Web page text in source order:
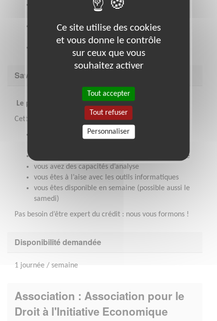
aidez concrètement des personnes à accéder à
rejoignez une équipe intergénérationnelle,
optimiste et bienveillante
Savoir être & compétences
Le profil que nous recherchons
Cette mission est faite pour vous si :
vous aimez aider les autres et vous engager dans
vous êtes à l’écoute, bienveillant·e et empathique
vous avez des capacités d’analyse
vous êtes à l’aise avec les outils informatiques
vous êtes disponible en semaine (possible aussi le
samedi)
Pas besoin d’être expert du crédit : nous vous formons !
Disponibilité demandée
1 journée / semaine
Association : Association pour le
Droit à l'Initiative Economique
Ce site utilise des cookies
et vous donne le contrôle
sur ceux que vous
souhaitez activer
Tout accepter
Tout refuser
Personnaliser